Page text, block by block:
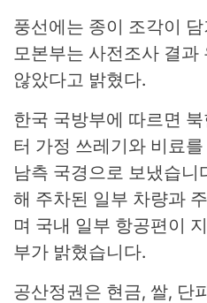
풍선에는 종이 조각이
모본부는 사전조사 결과
않았다고 밝혔다.
한국 국방부에 따르면
터 가정 쓰레기와 비료
남측 국경으로 보냈습니
해 주차된 일부 차량과
며 국내 일부 항공편이
부가 밝혔습니다.
공산정권은 현금, 쌀, 단